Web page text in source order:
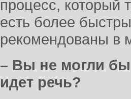
процесс, который
есть более
рекомендованы в
– Вы не могли бы
идет речь?